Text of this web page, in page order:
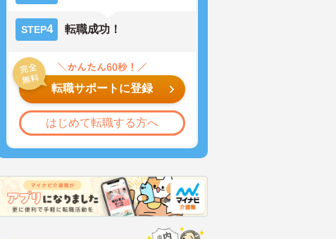
STEP4 転職成功！
転職サポートに登録
はじめて転職する方へ